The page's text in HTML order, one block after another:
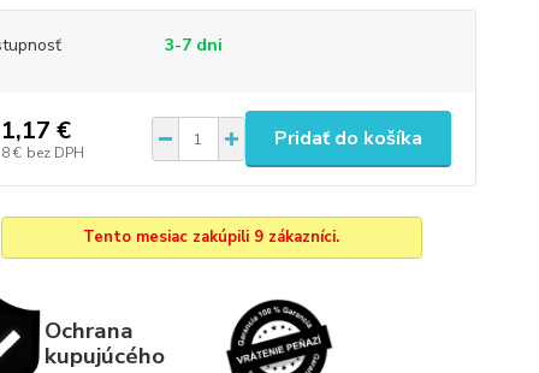
3-7 dni
€
€ bez DPH
Pridať do košíka
Tento mesiac zakúpili 9 zákazníci.
Ochrana
kupujúcého